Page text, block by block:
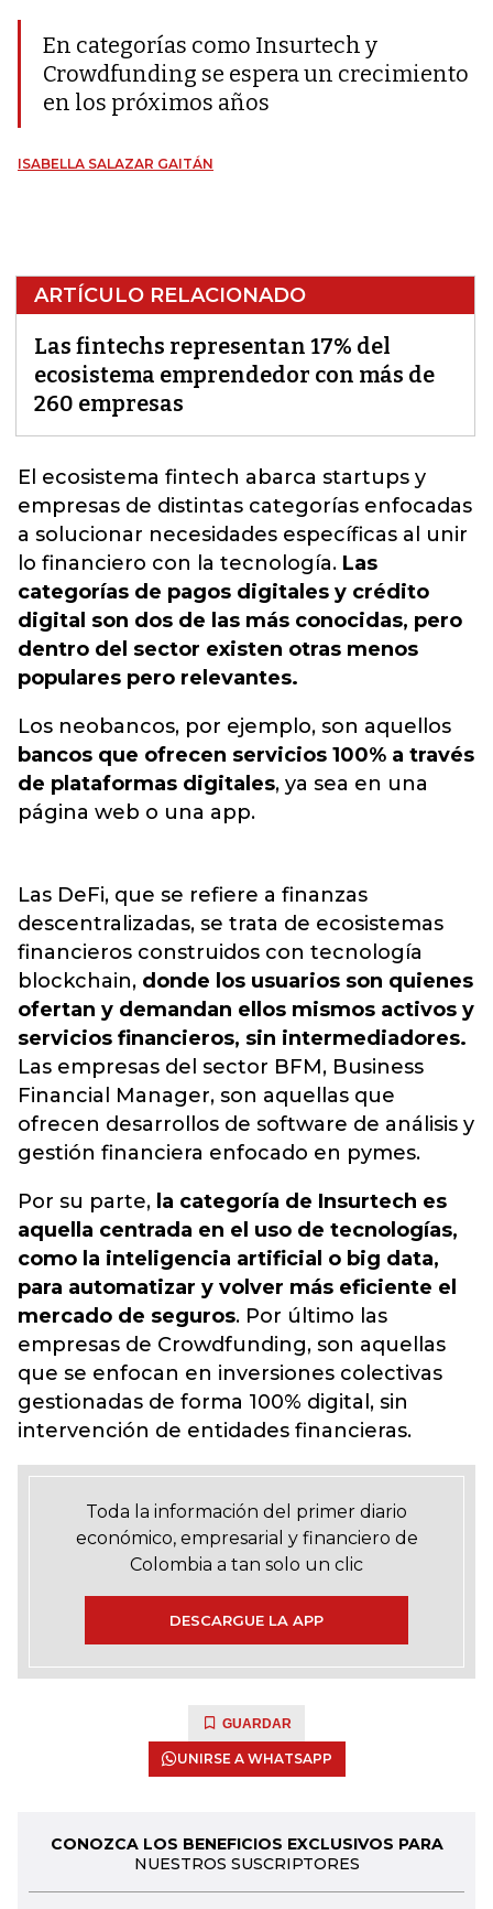
En categorías como Insurtech y
Crowdfunding se espera un crecimiento
en los próximos años
ISABELLA SALAZAR GAITÁN
ARTÍCULO RELACIONADO
Las fintechs representan 17% del
ecosistema emprendedor con más de
260 empresas
El ecosistema fintech abarca startups y
empresas de distintas categorías enfocadas
a solucionar necesidades específicas al unir
lo financiero con la tecnología. Las
categorías de pagos digitales y crédito
digital son dos de las más conocidas, pero
dentro del sector existen otras menos
populares pero relevantes.
Los neobancos, por ejemplo, son aquellos
bancos que ofrecen servicios 100% a través
de plataformas digitales, ya sea en una
página web o una app.
Las DeFi, que se refiere a finanzas
descentralizadas, se trata de ecosistemas
financieros construidos con tecnología
blockchain, donde los usuarios son quienes
ofertan y demandan ellos mismos activos y
servicios financieros, sin intermediadores.
Las empresas del sector BFM, Business
Financial Manager, son aquellas que
ofrecen desarrollos de software de análisis y
gestión financiera enfocado en pymes.
Por su parte, la categoría de Insurtech es
aquella centrada en el uso de tecnologías,
como la inteligencia artificial o big data,
para automatizar y volver más eficiente el
mercado de seguros. Por último las
empresas de Crowdfunding, son aquellas
que se enfocan en inversiones colectivas
gestionadas de forma 100% digital, sin
intervención de entidades financieras.
Toda la información del primer diario
económico, empresarial y financiero de
Colombia a tan solo un clic
DESCARGUE LA APP
GUARDAR
UNIRSE A WHATSAPP
CONOZCA LOS BENEFICIOS EXCLUSIVOS PARA
NUESTROS SUSCRIPTORES